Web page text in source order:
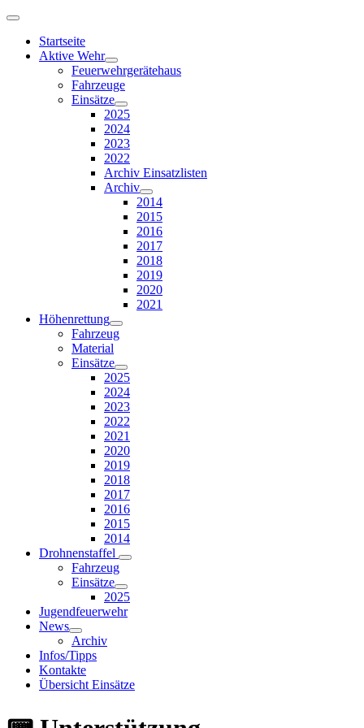
Startseite
Aktive Wehr
Feuerwehrgerätehaus
Fahrzeuge
Einsätze
2025
2024
2023
2022
Archiv Einsatzlisten
Archiv
2014
2015
2016
2017
2018
2019
2020
2021
Höhenrettung
Fahrzeug
Material
Einsätze
2025
2024
2023
2022
2021
2020
2019
2018
2017
2016
2015
2014
Drohnenstaffel
Fahrzeug
Einsätze
2025
Jugendfeuerwehr
News
Archiv
Infos/Tipps
Kontakte
Übersicht Einsätze